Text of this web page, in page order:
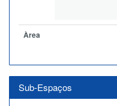
Àrea
Sub-Espaços